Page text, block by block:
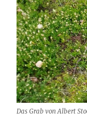
Das Grab von Albert